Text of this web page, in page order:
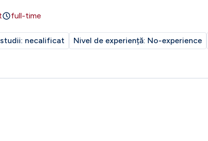
full-time
necalificat Nivel de experiență: No-experience